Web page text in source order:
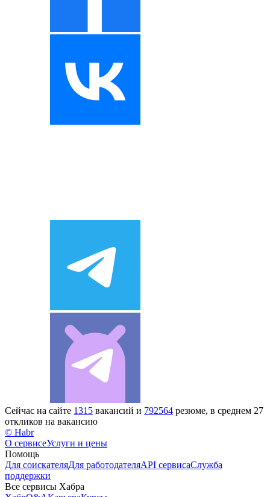
Сейчас на сайте 1315 вакансий и 792564 резюме, в среднем 27
откликов на вакансию
© Habr
О сервисеУслуги и цены
Помощь
Для соискателяДля работодателяAPI сервисаСлужба
поддержки
Все сервисы Хабра